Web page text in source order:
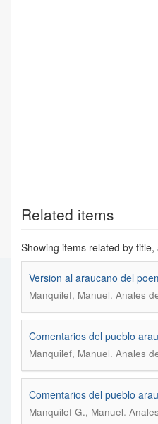
Related items
Showing items related by
Version al araucano del
Manquilef, Manuel. Anales
Comentarios del pueblo
Manquilef, Manuel. Anales
Comentarios del pueblo
Manquilef G., Manuel.